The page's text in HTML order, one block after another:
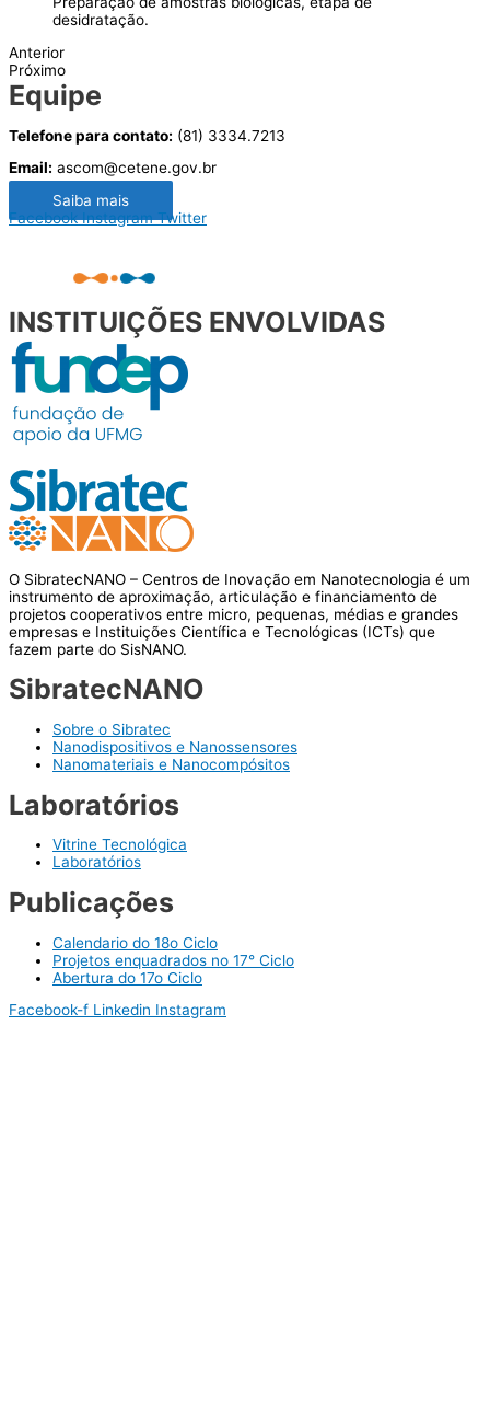
desidratação.
Anterior
Próximo
Equipe
Telefone para contato: (81) 3334.7213
Email: ascom@cetene.gov.br
Saiba mais
Facebook Instagram Twitter
INSTITUIÇÕES ENVOLVIDAS
O SibratecNANO – Centros de Inovação em Nanotecnologia é um
instrumento de aproximação, articulação e financiamento de
projetos cooperativos entre micro, pequenas, médias e grandes
empresas e Instituições Científica e Tecnológicas (ICTs) que
fazem parte do SisNANO.
SibratecNANO
Sobre o Sibratec
Nanodispositivos e Nanossensores
Nanomateriais e Nanocompósitos
Laboratórios
Vitrine Tecnológica
Laboratórios
Publicações
Calendario do 18o Ciclo
Projetos enquadrados no 17° Ciclo
Abertura do 17o Ciclo
Facebook-f Linkedin Instagram